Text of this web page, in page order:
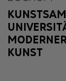
KUNST